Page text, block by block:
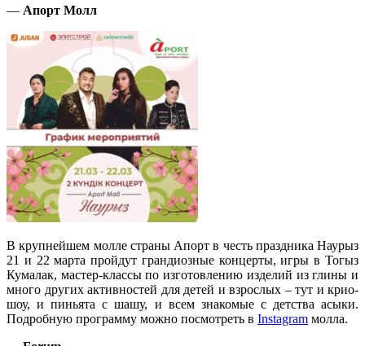
— Апорт Молл
В крупнейшем молле страны Апорт в честь праздника Наурыз
21 и 22 марта пройдут грандиозные концерты, игры в Тогыз
Кумалак, мастер-классы по изготовлению изделий из глины и
много других активностей для детей и взрослых – тут и крио-
шоу, и пиньята с шашу, и всем знакомые с детства асыки.
Подробную программу можно посмотреть в Instagram молла.